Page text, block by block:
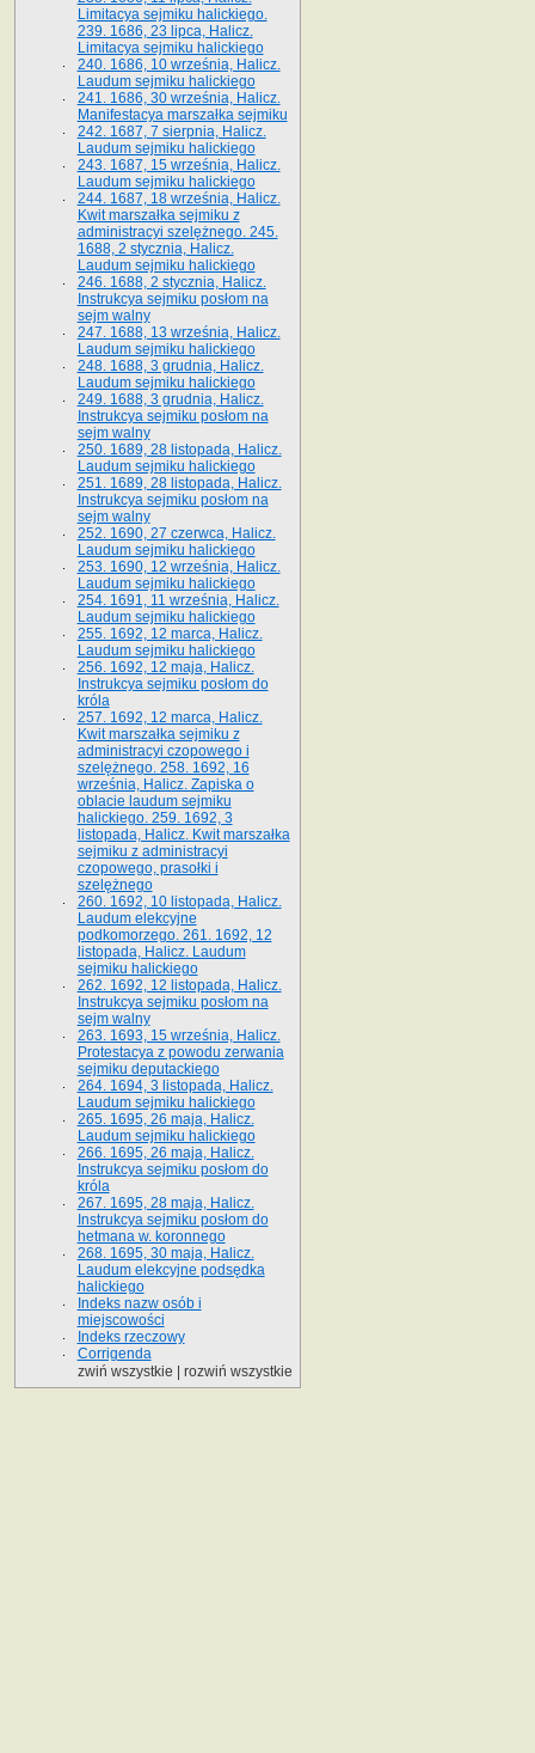
Limitacya sejmiku halickiego.
239. 1686, 23 lipca, Halicz.
Limitacya sejmiku halickiego
240. 1686, 10 września, Halicz.
Laudum sejmiku halickiego
241. 1686, 30 września, Halicz.
Manifestacya marszałka sejmiku
242. 1687, 7 sierpnia, Halicz.
Laudum sejmiku halickiego
243. 1687, 15 września, Halicz.
Laudum sejmiku halickiego
244. 1687, 18 września, Halicz.
Kwit marszałka sejmiku z
administracyi szelężnego. 245.
1688, 2 stycznia, Halicz.
Laudum sejmiku halickiego
246. 1688, 2 stycznia, Halicz.
Instrukcya sejmiku posłom na
sejm walny
247. 1688, 13 września, Halicz.
Laudum sejmiku halickiego
248. 1688, 3 grudnia, Halicz.
Laudum sejmiku halickiego
249. 1688, 3 grudnia, Halicz.
Instrukcya sejmiku posłom na
sejm walny
250. 1689, 28 listopada, Halicz.
Laudum sejmiku halickiego
251. 1689, 28 listopada, Halicz.
Instrukcya sejmiku posłom na
sejm walny
252. 1690, 27 czerwca, Halicz.
Laudum sejmiku halickiego
253. 1690, 12 września, Halicz.
Laudum sejmiku halickiego
254. 1691, 11 września, Halicz.
Laudum sejmiku halickiego
255. 1692, 12 marca, Halicz.
Laudum sejmiku halickiego
256. 1692, 12 maja, Halicz.
Instrukcya sejmiku posłom do
króla
257. 1692, 12 marca, Halicz.
Kwit marszałka sejmiku z
administracyi czopowego i
szelężnego. 258. 1692, 16
września, Halicz. Zapiska o
oblacie laudum sejmiku
halickiego. 259. 1692, 3
listopada, Halicz. Kwit marszałka
sejmiku z administracyi
czopowego, prasołki i
szelężnego
260. 1692, 10 listopada, Halicz.
Laudum elekcyjne
podkomorzego. 261. 1692, 12
listopada, Halicz. Laudum
sejmiku halickiego
262. 1692, 12 listopada, Halicz.
Instrukcya sejmiku posłom na
sejm walny
263. 1693, 15 września, Halicz.
Protestacya z powodu zerwania
sejmiku deputackiego
264. 1694, 3 listopada, Halicz.
Laudum sejmiku halickiego
265. 1695, 26 maja, Halicz.
Laudum sejmiku halickiego
266. 1695, 26 maja, Halicz.
Instrukcya sejmiku posłom do
króla
267. 1695, 28 maja, Halicz.
Instrukcya sejmiku posłom do
hetmana w. koronnego
268. 1695, 30 maja, Halicz.
Laudum elekcyjne podsędka
halickiego
Indeks nazw osób i
miejscowości
Indeks rzeczowy
Corrigenda
zwiń wszystkie
rozwiń wszystkie